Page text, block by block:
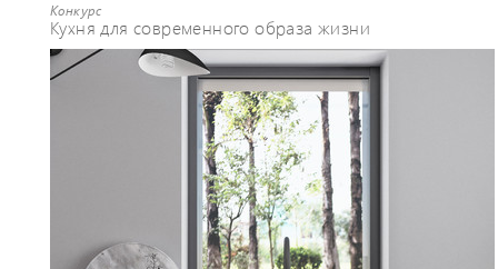
годы. Предоставляем полный цикл
услуг: составление подробного
технического задания и сметы перед
начало проекта, полный пакет рабочих
чертежей, с подробными
спецификациями по освещению,
мебели, сантехническому
оборудованию, фотореалистичные
визуализации. Выезд на авторский
надзор, в салоны для подборки всех
отделочных материалов. Проверенные
поставщики, квалифицированные
строительные бригады.
Конкурс
Кухня для современного образа жизни